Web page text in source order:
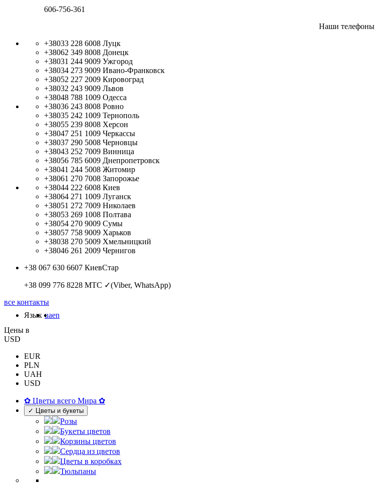
606-756-361
Наши телефоны
+38033 228 6008 Луцк
+38062 349 8008 Донецк
+38031 244 9009 Ужгород
+38034 273 9009 Ивано-Франковск
+38052 227 2009 Кировоград
+38032 243 9009 Львов
+38048 788 1009 Одесса
+38036 243 8008 Ровно
+38035 242 1009 Тернополь
+38055 239 8008 Херсон
+38047 251 1009 Черкассы
+38037 290 5008 Черновцы
+38043 252 7009 Винница
+38056 785 6009 Днепропетровск
+38041 244 5008 Житомир
+38061 270 7008 Запорожье
+38044 222 6008 Киев
+38064 271 1009 Луганск
+38051 272 7009 Николаев
+38053 269 1008 Полтава
+38054 270 9009 Сумы
+38057 758 9009 Харьков
+38038 270 5009 Хмельницкий
+38046 261 2009 Чернигов
+38 067 630 6607 КиевСтар
+38 099 776 8228 МТС ✓(Viber, WhatsApp)
все контакты
Язык uaen
Цены в
USD
EUR
PLN
UAH
USD
✿ Цветы всего Мира ✿
✓ Цветы и букеты
Розы
Букеты цветов
Корзины цветов
Сердца из цветов
Цветы в коробках
Тюльпаны